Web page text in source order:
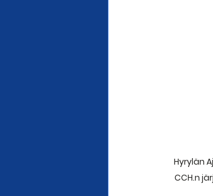
Hyrylän
CCH.n